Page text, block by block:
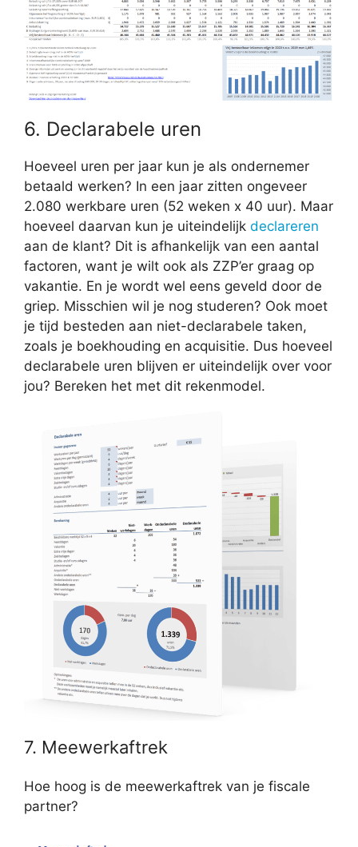
6. Declarabele uren
Hoeveel uren per jaar kun je als ondernemer
betaald werken? In een jaar zitten ongeveer
2.080 werkbare uren (52 weken x 40 uur). Maar
hoeveel daarvan kun je uiteindelijk declareren
aan de klant? Dit is afhankelijk van een aantal
factoren, want je wilt ook als ZZP’er graag op
vakantie. En je wordt wel eens geveld door de
griep. Misschien wil je nog studeren? Ook moet
je tijd besteden aan niet-declarabele taken,
zoals je boekhouding en acquisitie. Dus hoeveel
declarabele uren blijven er uiteindelijk over voor
jou? Bereken het met dit rekenmodel.
7. Meewerkaftrek
Hoe hoog is de meewerkaftrek van je fiscale
partner?